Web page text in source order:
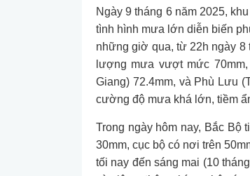
Ngày 9 tháng 6 năm 2025,
tình hình mưa lớn diễn biến
những giờ qua, từ 22h ngày 8
lượng mưa vượt mức
Giang) 72.4mm, và Phù Lưu
cường độ mưa khá lớn, tiềm
Trong ngày hôm nay, Bắc
30mm, cục bộ có nơi trên
tối nay đến sáng mai (10